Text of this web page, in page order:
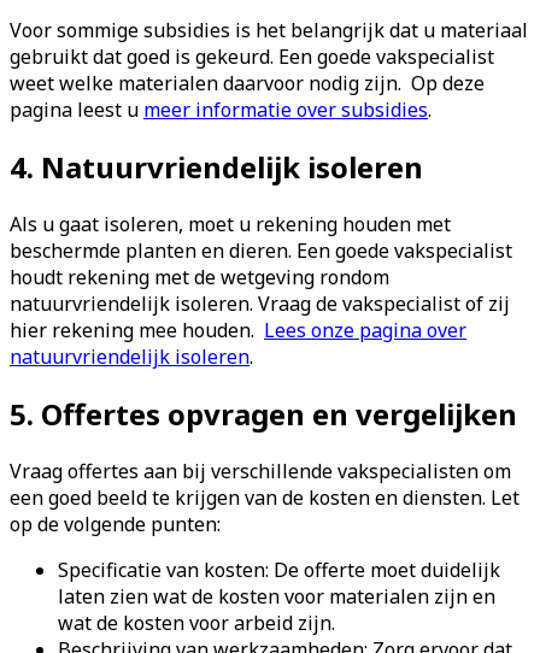
Voor sommige subsidies is het belangrijk dat u materiaal
gebruikt dat goed is gekeurd. Een goede vakspecialist
weet welke materialen daarvoor nodig zijn. Op deze
pagina leest u meer informatie over subsidies.
4. Natuurvriendelijk isoleren
Als u gaat isoleren, moet u rekening houden met
beschermde planten en dieren. Een goede vakspecialist
houdt rekening met de wetgeving rondom
natuurvriendelijk isoleren. Vraag de vakspecialist of zij
hier rekening mee houden. Lees onze pagina over
natuurvriendelijk isoleren.
5. Offertes opvragen en vergelijken
Vraag offertes aan bij verschillende vakspecialisten om
een goed beeld te krijgen van de kosten en diensten. Let
op de volgende punten:
Specificatie van kosten: De offerte moet duidelijk
laten zien wat de kosten voor materialen zijn en
wat de kosten voor arbeid zijn.